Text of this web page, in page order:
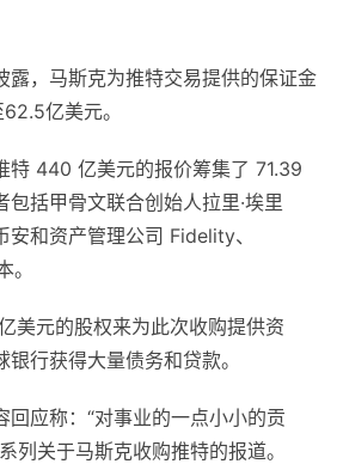
露，马斯克为推特交易提供的保证金
亿美元。
特 440 亿美元的报价筹集了 71.39
括甲骨文联合创始人拉里·埃里
和资产管理公司 Fidelity、
美元的股权来为此次收购提供资
行获得大量债务和贷款。
回应称：“对事业的一点小小的贡
列关于马斯克收购推特的报道。